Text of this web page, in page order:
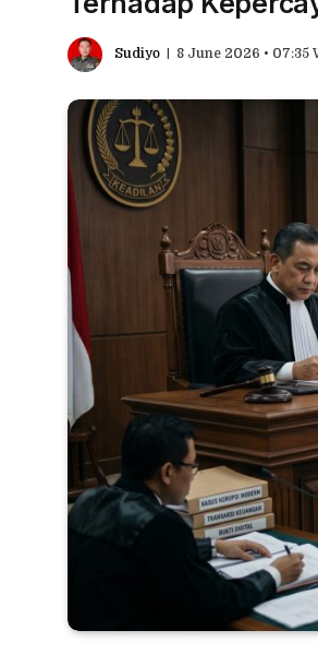
Sudiyo 8 June 2026 • 07:35